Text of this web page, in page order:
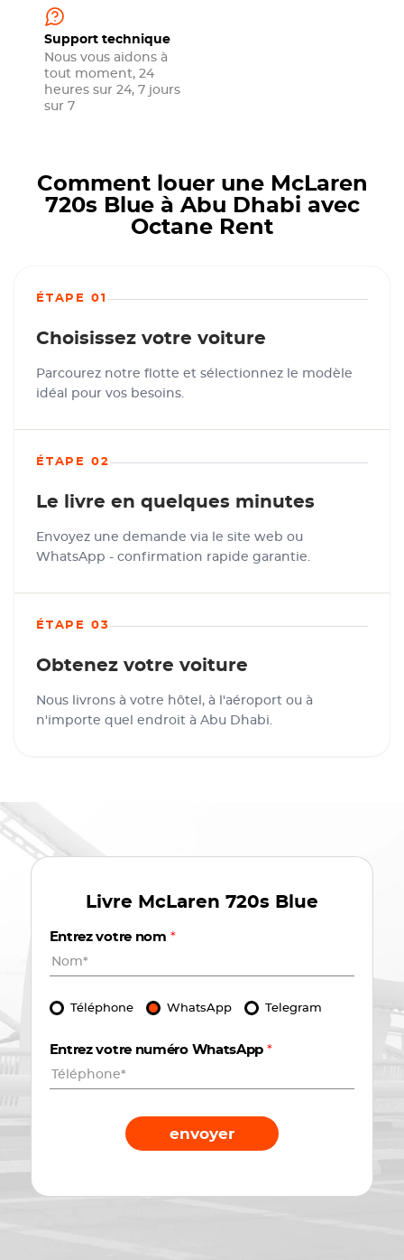
Support technique
Nous vous aidons à
tout moment, 24
heures sur 24, 7 jours
sur 7
Comment louer une McLaren
720s Blue à Abu Dhabi avec
Octane Rent
ÉTAPE 01
Choisissez votre voiture
Parcourez notre flotte et sélectionnez le modèle
idéal pour vos besoins.
ÉTAPE 02
Le livre en quelques minutes
Envoyez une demande via le site web ou
WhatsApp - confirmation rapide garantie.
ÉTAPE 03
Obtenez votre voiture
Nous livrons à votre hôtel, à l'aéroport ou à
n'importe quel endroit à Abu Dhabi.
Livre McLaren 720s Blue
Entrez votre nom *
Téléphone WhatsApp Telegram
Entrez votre numéro WhatsApp *
envoyer